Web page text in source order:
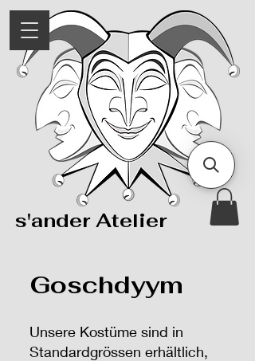
s'ander Atelier
Goschdyym
Unsere Kostüme sind in
Standardgrössen erhältlich,